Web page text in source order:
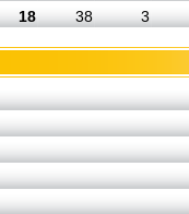
18 38 3